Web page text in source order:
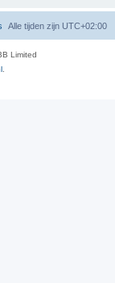
Alle tijden zijn UTC+02:00
Limited